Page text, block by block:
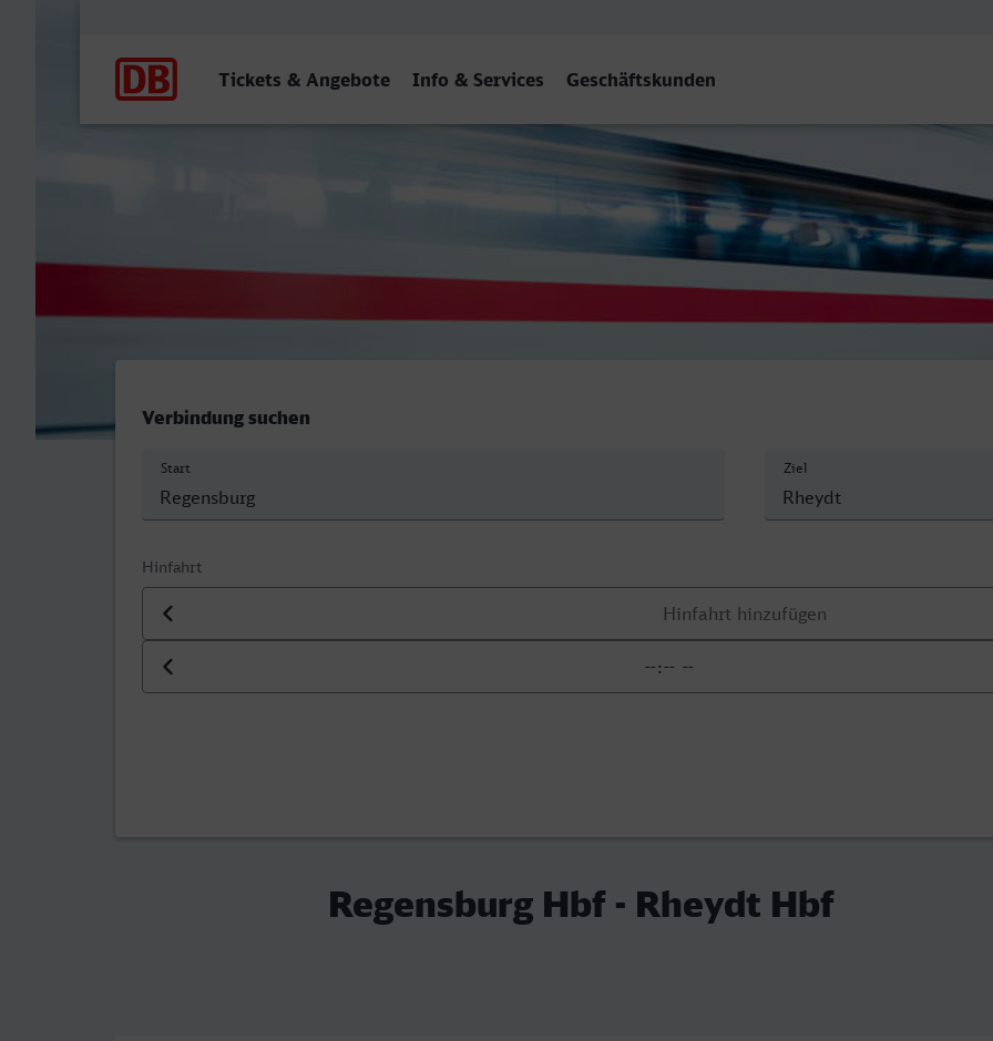
Tickets & Angebote Info & Services Geschäftskunden
Regensburg Hbf - Rheydt Hbf
Verbindung suchen
Start Ziel
Hinfahrt
Datum der Hinfahrt
Uhrzeit der Hinfahrt
Regensburg Hbf - Rheydt Hbf